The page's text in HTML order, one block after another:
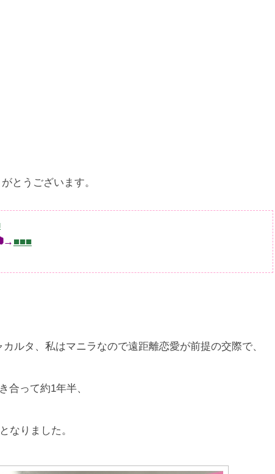
とうございます。
■■■
ルタ、私はマニラなので遠距離恋愛が前提の交際で、
合って約1年半、
なりました。